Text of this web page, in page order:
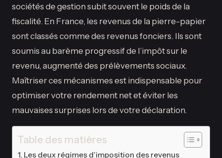
sociétés de gestion subit souvent le poids de la
fiscalité. En France, les revenus de la pierre-papier
sont classés comme des revenus fonciers. Ils sont
soumis au barème progressif de l’impôt sur le
revenu, augmenté des prélèvements sociaux.
Maîtriser ces mécanismes est indispensable pour
optimiser votre rendement net et éviter les
mauvaises surprises lors de votre déclaration.
Table des matières
Les deux régimes d’imposition des revenus